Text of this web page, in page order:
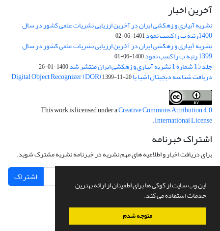
این وب سایت از کوکی ها برای اطمینان از ارائه بهترین
خدمات استفاده می کند.
متوجه شدم
آخرین اخبار
نشریه آبیاری و زهکشی ایران در آخرین ارزیابی نشریات علمی کشور در سال
1400رتبه ب را کسب نمود 1401-06-02
نشریه آبیاری و زهکشی ایران در آخرین ارزیابی نشریات علمی کشور در سال
1399 رتبه ب را کسب نمود 1400-06-01
جلد 15 شماره 1 نشریه آبیاری و زهکشی ایران منتشر شد 1400-01-26
دریافت شناسه دیجیتال اشیا یا Digital Object Recognizer (DOR)1399-11-20
This work is licensed under aCreative Commons Attribution 4.0
International License
.
اشتراک خبرنامه
برای دریافت اخبار و اطلاعیه های مهم نشریه در خبرنامه نشریه مشترک شوید.
اشتراک
سامانه مدیریت نشریات علمی.طراحی و پیاده سازی ازسیناوب